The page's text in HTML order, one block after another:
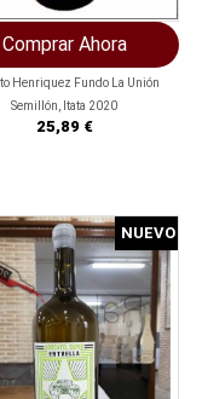
Comprar Ahora
Henriquez Fundo La Unión
Semillón, Itata 2020
Precio
25,89 €
NUEVO